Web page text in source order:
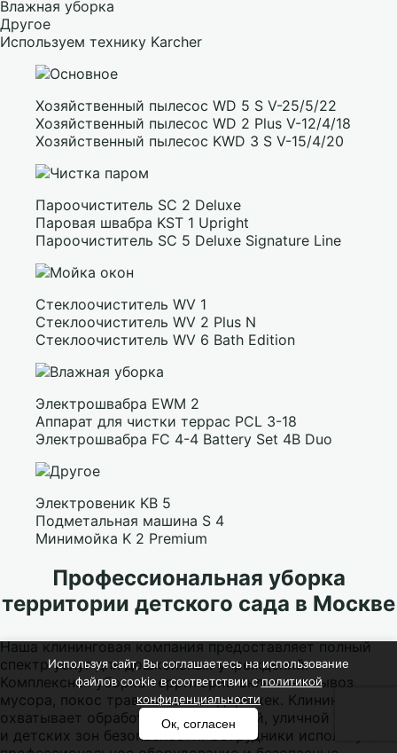
Влажная уборка
Другое
Используем технику Karcher
Хозяйственный пылесос WD 5 S V-25/5/22
Хозяйственный пылесос WD 2 Plus V-12/4/18
Хозяйственный пылесос KWD 3 S V-15/4/20
Пароочиститель SC 2 Deluxe
Паровая швабра KST 1 Upright
Пароочиститель SC 5 Deluxe Signature Line
Стеклоочиститель WV 1
Стеклоочиститель WV 2 Plus N
Стеклоочиститель WV 6 Bath Edition
Электрошвабра EWM 2
Аппарат для чистки террас PCL 3-18
Электрошвабра FC 4-4 Battery Set 4B Duo
Электровеник KB 5
Подметальная машина S 4
Минимойка K 2 Premium
Профессиональная уборка
территории детского сада в Москве
Наша клининговая компания предоставляет полный
спектр услуг для дошкольных учреждений.
Комплексная уборка территории включает вывоз
мусора, покос травы и мытье дорожек. Клининг
охватывает обработку поверхностей, уличной мебели
и детских зон безопасности. Сотрудники используют
Используя сайт, Вы соглашаетесь на использование
файлов cookie в соответствии сполитикой
конфиденциальности
Ок, согласен